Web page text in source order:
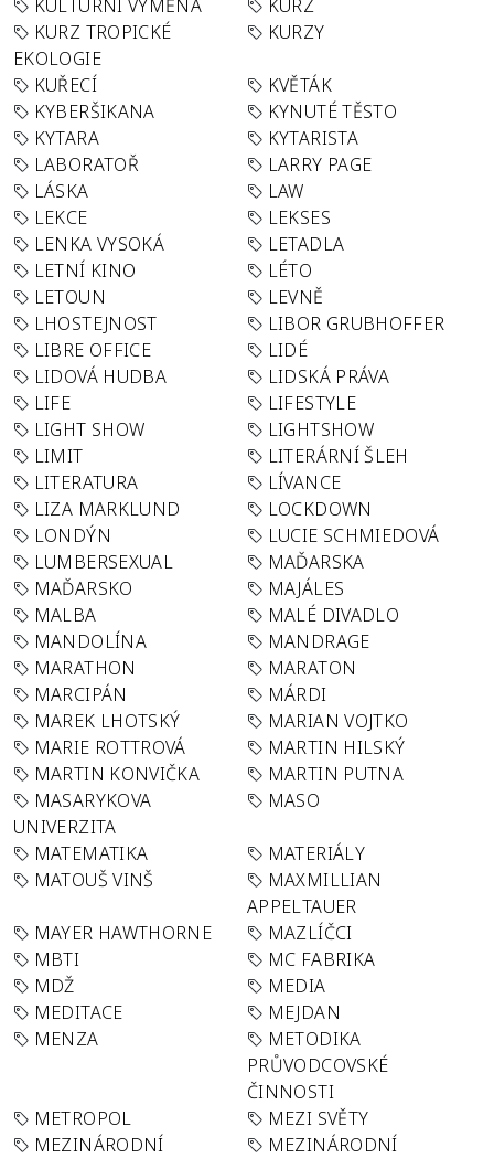
KULTURNÍ VÝMĚNA
KURZ
KURZ TROPICKÉ
EKOLOGIE
KURZY
KUŘECÍ
KVĚTÁK
KYBERŠIKANA
KYNUTÉ TĚSTO
KYTARA
KYTARISTA
LABORATOŘ
LARRY PAGE
LÁSKA
LAW
LEKCE
LEKSES
LENKA VYSOKÁ
LETADLA
LETNÍ KINO
LÉTO
LETOUN
LEVNĚ
LHOSTEJNOST
LIBOR GRUBHOFFER
LIBRE OFFICE
LIDÉ
LIDOVÁ HUDBA
LIDSKÁ PRÁVA
LIFE
LIFESTYLE
LIGHT SHOW
LIGHTSHOW
LIMIT
LITERÁRNÍ ŠLEH
LITERATURA
LÍVANCE
LIZA MARKLUND
LOCKDOWN
LONDÝN
LUCIE SCHMIEDOVÁ
LUMBERSEXUAL
MAĎARSKA
MAĎARSKO
MAJÁLES
MALBA
MALÉ DIVADLO
MANDOLÍNA
MANDRAGE
MARATHON
MARATON
MARCIPÁN
MÁRDI
MAREK LHOTSKÝ
MARIAN VOJTKO
MARIE ROTTROVÁ
MARTIN HILSKÝ
MARTIN KONVIČKA
MARTIN PUTNA
MASARYKOVA
UNIVERZITA
MASO
MATEMATIKA
MATERIÁLY
MATOUŠ VINŠ
MAXMILLIAN
APPELTAUER
MAYER HAWTHORNE
MAZLÍČCI
MBTI
MC FABRIKA
MDŽ
MEDIA
MEDITACE
MEJDAN
MENZA
METODIKA
PRŮVODCOVSKÉ
ČINNOSTI
METROPOL
MEZI SVĚTY
MEZINÁRODNÍ
MEZINÁRODNÍ